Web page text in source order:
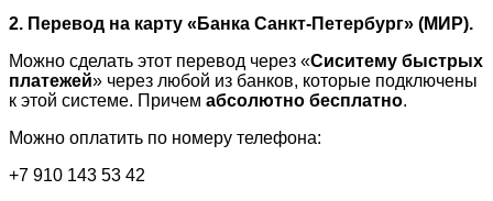
2. Перевод на карту «Банка Санкт-Петербург» (МИР).
Можно сделать этот перевод через «Сиситему быстрых
платежей» через любой из банков, которые подключены
к этой системе. Причем абсолютно бесплатно.
Можно оплатить по номеру телефона:
+7 910 143 53 42